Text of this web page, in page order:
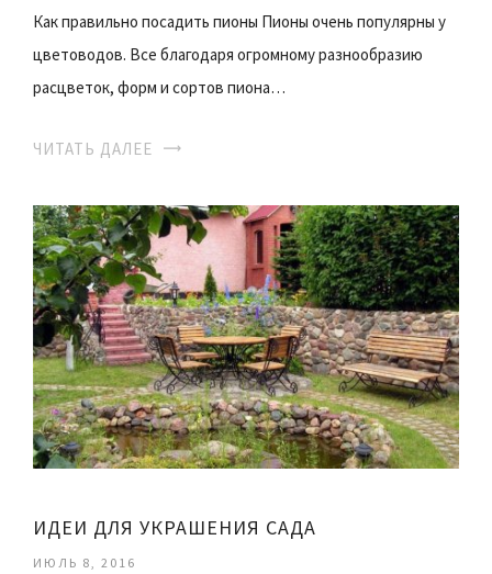
Как правильно посадить пионы Пионы очень популярны у
цветоводов. Все благодаря огромному разнообразию
расцветок, форм и сортов пиона…
ЧИТАТЬ ДАЛЕЕ
ИДЕИ ДЛЯ УКРАШЕНИЯ САДА
ИЮЛЬ 8, 2016